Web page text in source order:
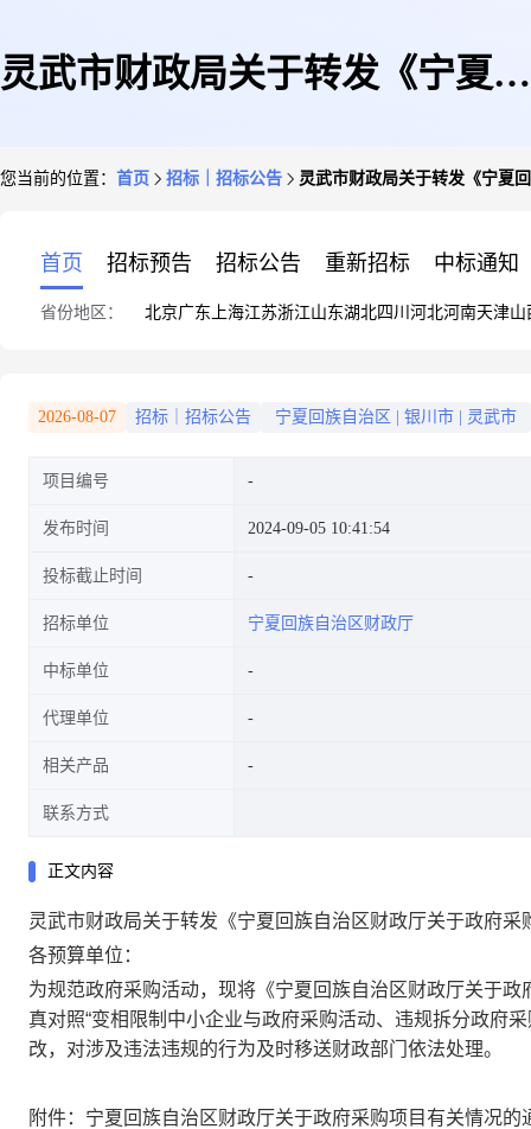
灵武市财政局关于转发《宁夏回
您当前的位置： 首页 招标｜招标公告 灵武市财政局关于转发《宁夏
首页 招标预告 招标公告 重新招标 中标通知
省份地区： 北京广东 上海江苏浙江山东湖北四川 河北河南天津山
2026-08-07 招标｜招标公告 宁夏回族自治区 银川市 灵武市
项目编号
发布时间 2024-09-05 10:41:54
投标截止时间
招标单位 宁夏回族自治区财政厅
中标单位
代理单位
相关产品
联系方式
正文内容
灵武市财政局关于转发《宁夏回族自治区财政厅关于政府
各预算单位：
为规范政府采购活动，现将《宁夏回族自治区财政厅关于
真对照“变相限制中小企业与政府采购活动、违规拆分政府
改，对涉及违法违规的行为及时移送财政部门依法处理。
附件：宁夏回族自治区财政厅关于政府采购项目有关情况的